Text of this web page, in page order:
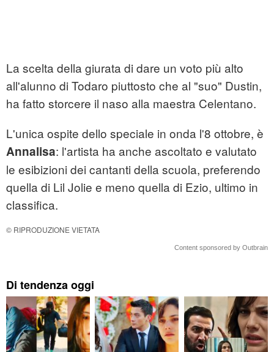
La scelta della giurata di dare un voto più alto
all'alunno di Todaro piuttosto che al "suo" Dustin,
ha fatto storcere il naso alla maestra Celentano.
L'unica ospite dello speciale in onda l'8 ottobre, è
Annalisa: l'artista ha anche ascoltato e valutato
le esibizioni dei cantanti della scuola, preferendo
quella di Lil Jolie e meno quella di Ezio, ultimo in
classifica.
© RIPRODUZIONE VIETATA
Content sponsored by Outbrain
Di tendenza oggi